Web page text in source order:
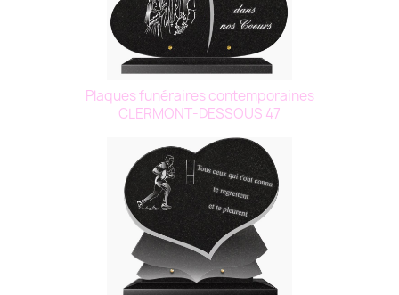
Plaques funéraires contemporaines
CLERMONT-DESSOUS 47